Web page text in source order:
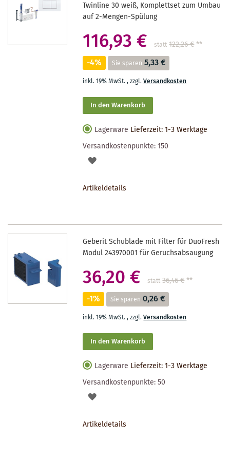
Twinline 30 weiß, Komplettset zum Umbau
auf 2-Mengen-Spülung
116,93 € statt 122,26 €**
-4% Sie sparen 5,33 €
inkl. 19% MwSt.,zzgl.Versandkosten
In den Warenkorb
Lagerware Lieferzeit: 1-3 Werktage
Versandkostenpunkte:150
AUF
Artikeldetails
Geberit Schublade mit Filter für DuoFresh
Modul 243970001 für Geruchsabsaugung
36,20 € statt 36,46 €**
-1% Sie sparen 0,26 €
inkl. 19% MwSt.,zzgl.Versandkosten
In den Warenkorb
Lagerware Lieferzeit: 1-3 Werktage
Versandkostenpunkte:50
AUF
Artikeldetails